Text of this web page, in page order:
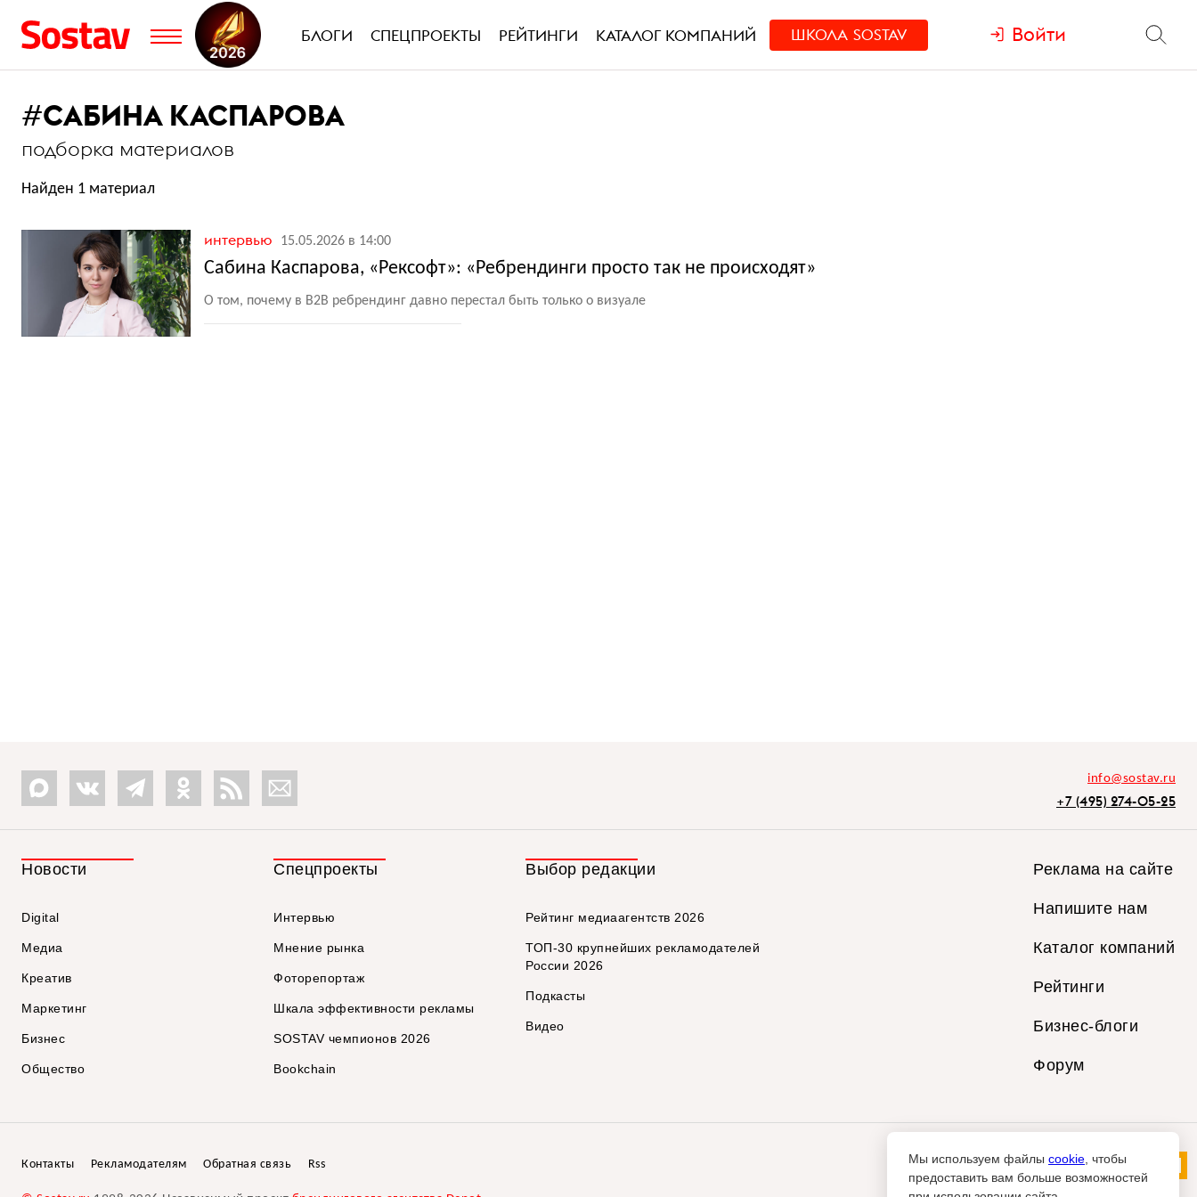
БЛОГИ СПЕЦПРОЕКТЫ РЕЙТИНГИ КАТАЛОГ КОМПАНИЙ ШКОЛА SOSTAV Войти
#САБИНА КАСПАРОВА
подборка материалов
Найден 1 материал
интервью 15.05.2026 в 14:00
Сабина Каспарова, «Рексофт»: «Ребрендинги просто так не происходят»
О том, почему в B2B ребрендинг давно перестал быть только о визуале
info@sostav.ru
+7 (495) 274-05-25
Новости
Digital
Медиа
Креатив
Маркетинг
Бизнес
Общество
Спецпроекты
Интервью
Мнение рынка
Фоторепортаж
Шкала эффективности рекламы
SOSTAV чемпионов 2026
Bookchain
Выбор редакции
Рейтинг медиаагентств 2026
ТОП-30 крупнейших рекламодателей
России 2026
Подкасты
Видео
Реклама на сайте
Напишите нам
Каталог компаний
Рейтинги
Бизнес-блоги
Форум
Контакты Рекламодателям Обратная связь Rss Мы используем файлы cookie , чтобы
предоставить вам больше возможностей